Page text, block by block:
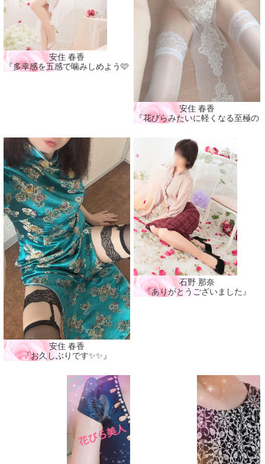
安住 春香
『多幸感を五感で噛みしめよう🩷』
安住 春香
『花びらみたいに軽くなる至極の
安住 春香
『お久しぶりです✨✨』
石野 那奈
『ありがとうございました』